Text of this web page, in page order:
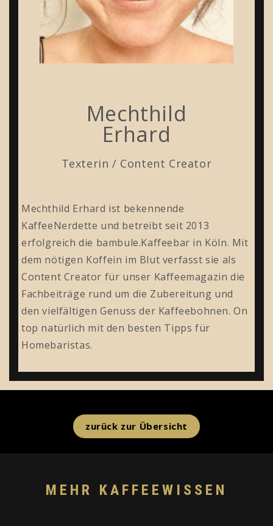
Mechthild
Erhard
Texterin / Content Creator
Mechthild Erhard ist bekennende
KaffeeNerdette und betreibt seit 2013
erfolgreich die bambule.Kaffeebar in Köln. Mit
dem nötigen Koffein im Blut verfasst sie als
Content Creator für unser Kaffeemagazin die
Fachbeiträge rund um die Zubereitung und
den vielfältigen Genuss der Kaffeebohnen. On
top natürlich mit den besten Tipps für
Homebaristas.
zurück zur Übersicht
MEHR KAFFEEWISSEN